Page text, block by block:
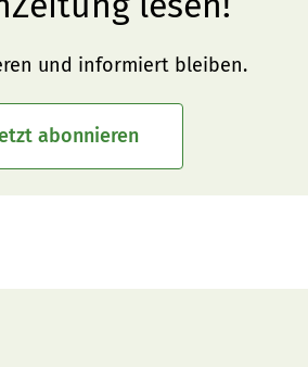
und informiert bleiben.
abonnieren